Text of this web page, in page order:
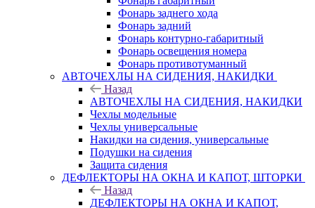
Фонарь заднего хода
Фонарь задний
Фонарь контурно-габаритный
Фонарь освещения номера
Фонарь противотуманный
АВТОЧЕХЛЫ НА СИДЕНИЯ, НАКИДКИ
Назад
АВТОЧЕХЛЫ НА СИДЕНИЯ, НАКИДКИ
Чехлы модельные
Чехлы универсальные
Накидки на сидения, универсальные
Подушки на сидения
Защита сидения
ДЕФЛЕКТОРЫ НА ОКНА И КАПОТ, ШТОРКИ
Назад
ДЕФЛЕКТОРЫ НА ОКНА И КАПОТ,